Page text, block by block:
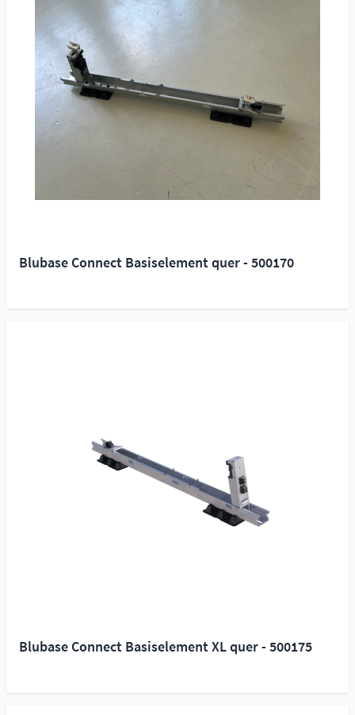
Blubase Connect Basiselement quer - 500170
Blubase Connect Basiselement XL quer - 500175